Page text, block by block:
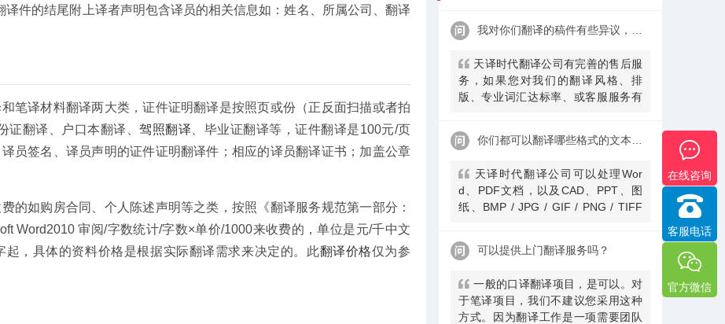
件的结尾附上译者声明包含译员的相关信息如：姓名、所属公司、翻译
和笔译材料翻译两大类，证件证明翻译是按照页或份（正反面扫描或者拍
证翻译、户口本翻译、 驾照翻译 、毕业证翻译等，证件翻译是100元/页
员签名、译员声明的证件证明翻译件；相应的译员翻译证书；加盖公章
的如购房合同、个人陈述声明等之类，按照《翻译服务规范第一部分：
Word2010 审阅/字数统计/字数×单价/1000来收费的，单位是元/千中文
，具体的资料价格是根据实际翻译需求来决定的。此翻译价格仅为参
我对你们翻译的稿件有些异议，该怎么处理呢？
天译时代翻译公司有完善的售后服
务，如果您对我们的翻译风格、排
版、专业词汇达标率、或客服服务有
司提供及时服务反馈，一直到让您满
意为止。
你们都可以翻译哪些格式的文本文件？
天译时代翻译公司可以处理Wor
d、PDF文档，以及CAD、PPT、图
纸、BMP / JPG / GIF / PNG / TIFF
PSD、AI等常见格式。
可以提供上门翻译服务吗？
一般的口译翻译项目，是可以。对
于笔译项目，我们不建议您采用这种
方式。因为翻译工作是一项需要团队
在线咨询
客服电话
官方微信